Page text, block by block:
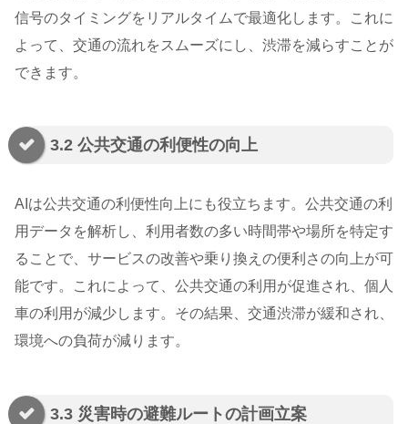
信号のタイミングをリアルタイムで最適化します。これに
よって、交通の流れをスムーズにし、渋滞を減らすことが
できます。
3.2 公共交通の利便性の向上
AIは公共交通の利便性向上にも役立ちます。公共交通の利
用データを解析し、利用者数の多い時間帯や場所を特定す
ることで、サービスの改善や乗り換えの便利さの向上が可
能です。これによって、公共交通の利用が促進され、個人
車の利用が減少します。その結果、交通渋滞が緩和され、
環境への負荷が減ります。
3.3 災害時の避難ルートの計画立案